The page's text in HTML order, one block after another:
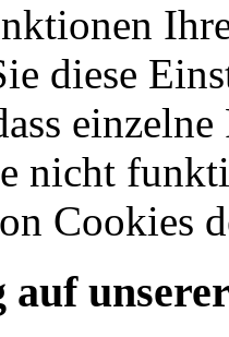
diese
nicht
Cookies